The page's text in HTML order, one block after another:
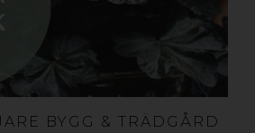
BYGG & TRÄDGÅRD